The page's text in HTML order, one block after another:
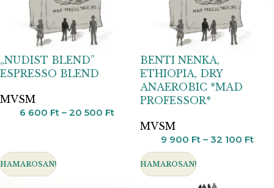
„NUDIST BLEND”
ESPRESSO BLEND
MVSM
6 600 Ft – 20 500 Ft
BENTI NENKA,
ETHIOPIA, DRY
ANAEROBIC *MAD
PROFESSOR*
MVSM
9 900 Ft – 32 100 Ft
HAMAROSAN! HAMAROSAN!